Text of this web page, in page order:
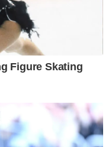
Figure Skating